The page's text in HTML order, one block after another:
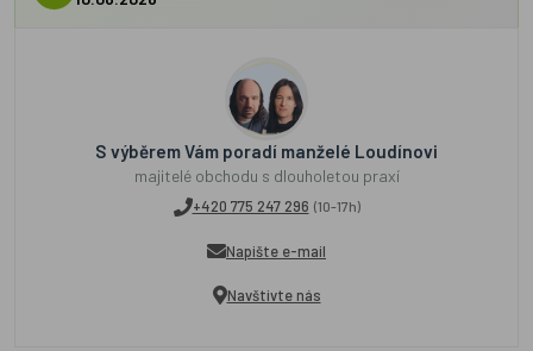
S výběrem Vám poradí manželé Loudínovi
majitelé obchodu s dlouholetou praxí
+420 775 247 296 (10-17h)
Napište e-mail
Navštivte nás